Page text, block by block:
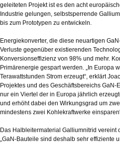
geleiteten Projekt ist es den acht
Industrie gelungen, selbstsperrende
bis zum Prototypen zu entwickeln.
Energiekonverter, die diese neuartigen
Verluste gegenüber existierenden
Konversionseffizienz von 98% und mehr.
Primärenergie gespart werden. „In Europa
Terawattstunden Strom erzeugt“, erklärt
Projektes und des Geschäftsbereichs GaN-
nur ein Viertel der in Europa jährlich
und erhöht dabei den Wirkungsgrad um
mindestens zwei Kohlekraftwerke
Das Halbleitermaterial Galliumnitrid vereint
„GaN-Bauteile sind deshalb sehr effiziente